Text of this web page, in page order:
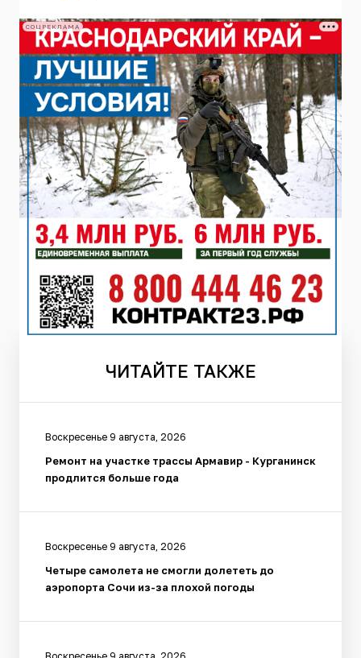
СОЦРЕКЛАМА
ЧИТАЙТЕ ТАКЖЕ
Воскресенье 9 августа, 2026
Ремонт на участке трассы Армавир - Курганинск
продлится больше года
Воскресенье 9 августа, 2026
Четыре самолета не смогли долететь до
аэропорта Сочи из-за плохой погоды